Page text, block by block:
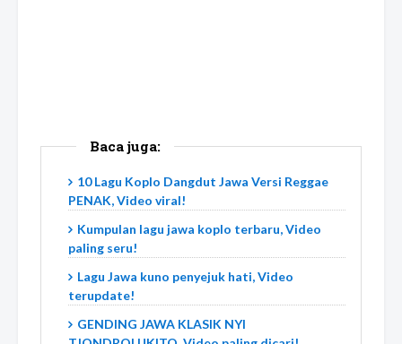
Baca juga:
10 Lagu Koplo Dangdut Jawa Versi Reggae
PENAK, Video viral!
Kumpulan lagu jawa koplo terbaru, Video
paling seru!
Lagu Jawa kuno penyejuk hati, Video
terupdate!
GENDING JAWA KLASIK NYI